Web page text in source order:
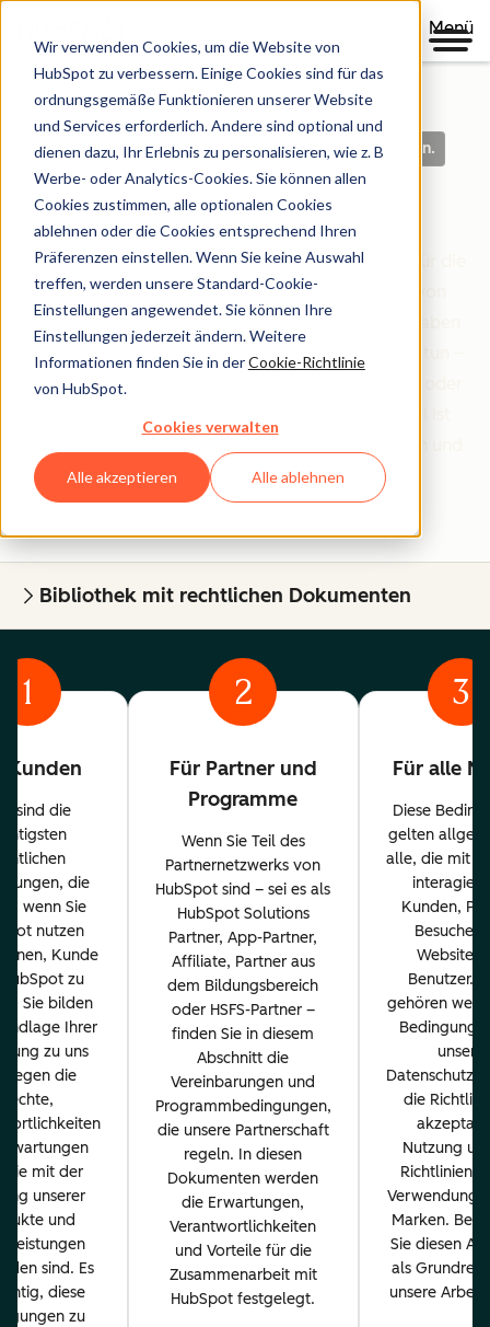
Wir verwenden Cookies, um die Website von
HubSpot zu verbessern. Einige Cookies sind für das
ordnungsgemäße Funktionieren unserer Website
und Services erforderlich. Andere sind optional und
dienen dazu, Ihr Erlebnis zu personalisieren, wie z. B
Werbe- oder Analytics-Cookies. Sie können allen
Cookies zustimmen, alle optionalen Cookies
ablehnen oder die Cookies entsprechend Ihren
Präferenzen einstellen. Wenn Sie keine Auswahl
treffen, werden unsere Standard-Cookie-
Einstellungen angewendet. Sie können Ihre
Einstellungen jederzeit ändern. Weitere
Informationen finden Sie in derCookie-Richtlinie
von HubSpot.
Cookies verwalten
Alle akzeptieren Alle ablehnen
Menü
Klare Richtlinien. Auf der Grundlage von Vertrauen.
Legal Center
Das Legal Center ist Ihre umfassende Ressource für die
Bedingungen, Richtlinien und Vereinbarungen von
HubSpot, die Ihre Beziehung zu uns regeln. Wir haben
alles danach organisiert, wer Sie sind und was Sie tun –
egal ob Sie Kundin oder Kunde sind, Partner sind oder
leicht verständlich zu machen.
Bibliothek mit rechtlichen Dokumenten
1
Kunden
sind die
die
wenn Sie
nutzen
Kunde
zu
Sie bilden
Ihrer
zu uns
legen die
Rechte,
die mit der
unserer
und
sind. Es
diese
zu
2
Für Partner und
Programme
Wenn Sie Teil des
Partnernetzwerks von
HubSpot sind – sei es als
HubSpot Solutions
Partner, App-Partner,
Affiliate, Partner aus
dem Bildungsbereich
oder HSFS-Partner –
finden Sie in diesem
Abschnitt die
Vereinbarungen und
Programmbedingungen,
die unsere Partnerschaft
regeln. In diesen
Dokumenten werden
die Erwartungen,
Verantwortlichkeiten
und Vorteile für die
Zusammenarbeit mit
HubSpot festgelegt.
3
Für alle
Diese
gelten
alle, die mit
Kunden,
Besucher
Website
Benutzer.
gehören
unsere
die
Nutzung
Richtlinien
Verwendung
Marken.
Sie diesen
als
unsere